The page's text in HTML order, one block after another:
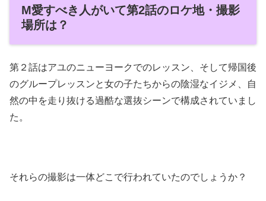
M愛すべき人がいて第2話のロケ地・撮影
場所は？
第２話はアユのニューヨークでのレッスン、そして帰国後
のグループレッスンと女の子たちからの陰湿なイジメ、自
然の中を走り抜ける過酷な選抜シーンで構成されていまし
た。
それらの撮影は一体どこで行われていたのでしょうか？